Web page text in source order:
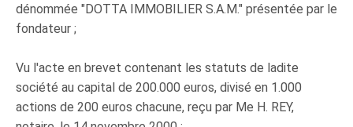
dénommée "DOTTA IMMOBILIER S.A.M." présentée par le
fondateur ;
Vu l'acte en brevet contenant les statuts de ladite
société au capital de 200.000 euros, divisé en 1.000
actions de 200 euros chacune, reçu par Me H. REY,